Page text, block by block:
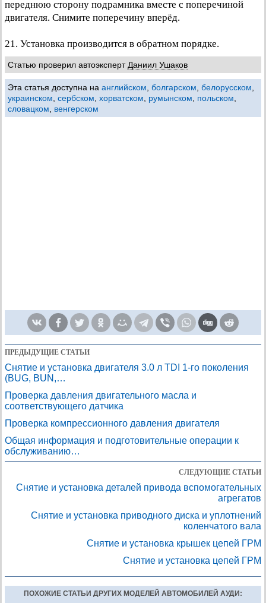
переднюю сторону подрамника вместе с поперечиной
двигателя. Снимите поперечину вперёд.
21. Установка производится в обратном порядке.
Статью проверил автоэксперт Даниил Ушаков
Эта статья доступна на английском болгарском белорусском
украинском сербском хорватском румынском польском
словацком
венгерском
ПРЕДЫДУЩИЕ СТАТЬИ
Снятие и установка двигателя 3.0 л TDI 1-го поколения
(BUG, BUN,…
Проверка давления двигательного масла и
соответствующего датчика
Проверка компрессионного давления двигателя
Общая информация и подготовительные операции к
обслуживанию…
СЛЕДУЮЩИЕ СТАТЬИ
Снятие и установка деталей привода вспомогательных
агрегатов
Снятие и установка приводного диска и уплотнений
коленчатого вала
Снятие и установка крышек цепей ГРМ
Снятие и установка цепей ГРМ
ПОХОЖИЕ СТАТЬИ ДРУГИХ МОДЕЛЕЙ АВТОМОБИЛЕЙ АУДИ: